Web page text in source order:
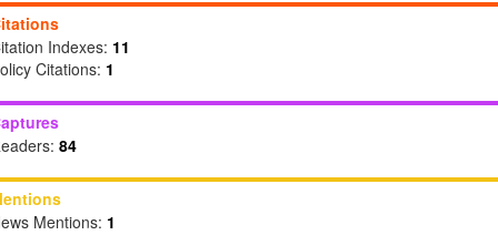
Indexes: 11
Citations: 1
84
Mentions: 1